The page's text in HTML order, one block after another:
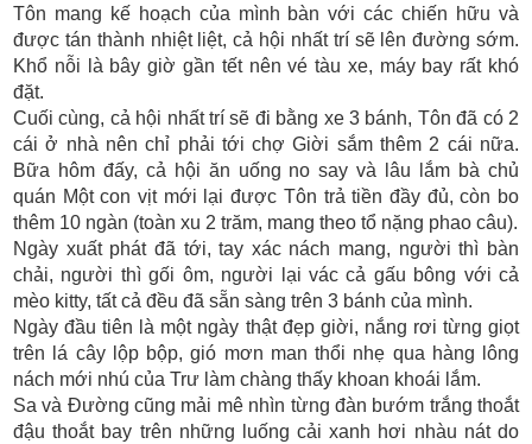
Tôn mang kế hoạch của mình bàn với các chiến hữu và
được tán thành nhiệt liệt, cả hội nhất trí sẽ lên đường sớm.
Khổ nỗi là bây giờ gần tết nên vé tàu xe, máy bay rất khó
đặt.
Cuối cùng, cả hội nhất trí sẽ đi bằng xe 3 bánh, Tôn đã có 2
cái ở nhà nên chỉ phải tới chợ Giời sắm thêm 2 cái nữa.
Bữa hôm đấy, cả hội ăn uống no say và lâu lắm bà chủ
quán Một con vịt mới lại được Tôn trả tiền đầy đủ, còn bo
thêm 10 ngàn (toàn xu 2 trăm, mang theo tổ nặng phao câu).
Ngày xuất phát đã tới, tay xác nách mang, người thì bàn
chải, người thì gối ôm, người lại vác cả gấu bông với cả
mèo kitty, tất cả đều đã sẵn sàng trên 3 bánh của mình.
Ngày đầu tiên là một ngày thật đẹp giời, nắng rơi từng giọt
trên lá cây lộp bộp, gió mơn man thổi nhẹ qua hàng lông
nách mới nhú của Trư làm chàng thấy khoan khoái lắm.
Sa và Đường cũng mải mê nhìn từng đàn bướm trắng thoắt
đậu thoắt bay trên những luống cải xanh hơi nhàu nát do